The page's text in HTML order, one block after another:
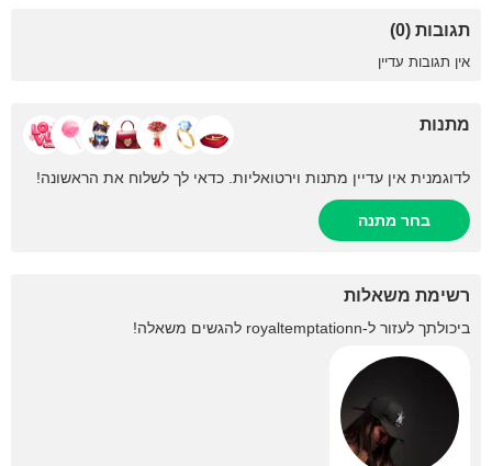
תגובות (0)
אין תגובות עדיין
מתנות
לדוגמנית אין עדיין מתנות וירטואליות. כדאי לך לשלוח את הראשונה!
בחר מתנה
רשימת משאלות
ביכולתך לעזור ל-royaltemptationn להגשים משאלה!